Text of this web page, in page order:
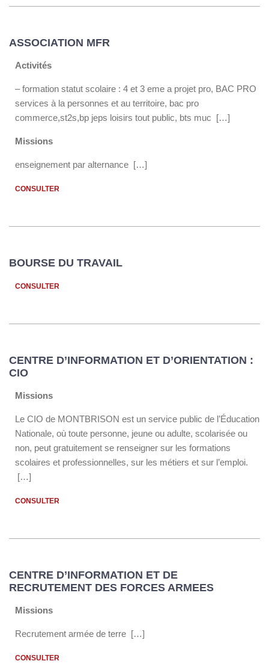
ASSOCIATION MFR
Activités
– formation statut scolaire : 4 et 3 eme a projet pro, BAC PRO
services à la personnes et au territoire, bac pro
commerce,st2s,bp jeps loisirs tout public, bts muc […]
Missions
enseignement par alternance […]
CONSULTER
BOURSE DU TRAVAIL
CONSULTER
CENTRE D’INFORMATION ET D’ORIENTATION :
CIO
Missions
Le CIO de MONTBRISON est un service public de l’Éducation
Nationale, où toute personne, jeune ou adulte, scolarisée ou
non, peut gratuitement se renseigner sur les formations
scolaires et professionnelles, sur les métiers et sur l’emploi.
[…]
CONSULTER
CENTRE D’INFORMATION ET DE
RECRUTEMENT DES FORCES ARMEES
Missions
Recrutement armée de terre […]
CONSULTER